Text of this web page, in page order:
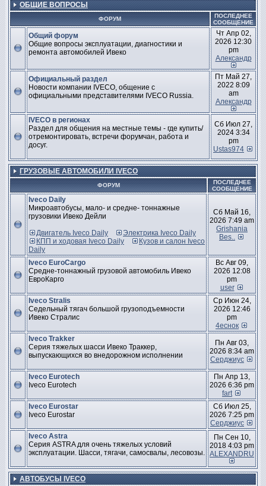
ОБЩИЕ ВОПРОСЫ
ФОРУМ
ПОСЛЕДНЕЕ
СООБЩЕНИЕ
Общий форум
Общие вопросы эксплуатации, диагностики и
ремонта автомобилей Ивеко
Чт Апр 02,
2026 12:30
pm
Александр
Официальный раздел
Новости компании IVECO, общение с
официальными представителями IVECO Russia.
Пт Май 27,
2022 8:09
am
Александр
IVECO в регионах
Раздел для общения на местные темы - где купить/
отремонтировать, встречи форумчан, работа и
досуг.
Сб Июл 27,
2024 3:34
pm
Ustas974
ГРУЗОВЫЕ АВТОМОБИЛИ IVECO
ФОРУМ
ПОСЛЕДНЕЕ
СООБЩЕНИЕ
Iveco Daily
Микроавтобусы, мало- и средне- тоннажные
грузовики Ивеко Дейли
Двигатель Iveco Daily
Электрика Iveco Daily
КПП и ходовая Iveco Daily
Кузов и салон Iveco
Daily
Сб Май 16,
2026 7:49 am
Grishania
Bes..
Iveco EuroCargo
Средне-тоннажный грузовой автомобиль Ивеко
ЕвроКарго
Вс Авг 09,
2026 12:08
pm
user
Iveco Stralis
Седельный тягач большой грузоподъемности
Ивеко Стралис
Ср Июн 24,
2026 12:46
pm
4еснок
Iveco Trakker
Серия тяжелых шасси Ивеко Траккер,
выпускающихся во внедорожном исполнении
Пн Авг 03,
2026 8:34 am
Серджиус
Iveco Eurotech
Iveco Eurotech
Пн Апр 13,
2026 6:36 pm
fart
Iveco Eurostar
Iveco Eurostar
Сб Июл 25,
2026 7:25 pm
Серджиус
Iveco Astra
Серия ASTRA для очень тяжелых условий
эксплуатации. Шасси, тягачи, самосвалы, лесовозы.
Пн Сен 10,
2018 4:03 pm
ALEXANDRU
АВТОБУСЫ IVECO